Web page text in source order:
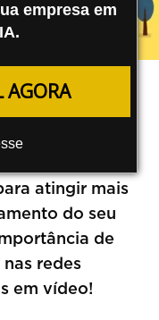
empresa em
AGORA
atingir mais
do seu
de
redes
em vídeo!